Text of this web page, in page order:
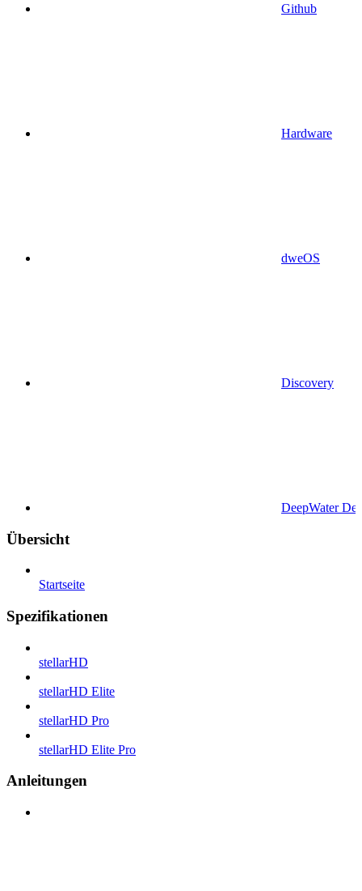
Github
Hardware
dweOS
Discovery
DeepWater
Übersicht
Startseite
Spezifikationen
stellarHD
stellarHD Elite
stellarHD Pro
stellarHD Elite Pro
Anleitungen